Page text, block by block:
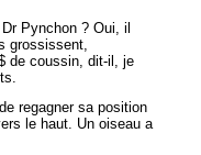
Pynchon ? Oui, il
grossissent,
de coussin, dit-il, je
regagner sa position
le haut. Un oiseau a